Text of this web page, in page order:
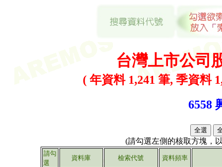
台灣上市公司
( 年資料 1,241 筆, 季資料
6558
(請勾選左側的核取方塊，
請勾
選
資料庫 檢索代號 資料頻率